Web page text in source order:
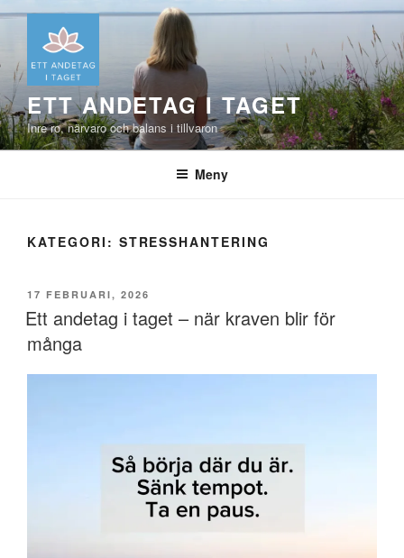
Hoppa
innehåll
ETT ANDETAG I TAGET
Inre ro, närvaro och balans i tillvaron
Meny
KATEGORI: STRESSHANTERING
PUBLICERAT
17 FEBRUARI, 2026
Ett andetag i taget – när kraven blir för
många